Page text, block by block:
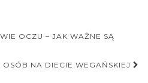
OCZU – JAK WAŻNE SĄ
NA DIECIE WEGAŃSKIEJ